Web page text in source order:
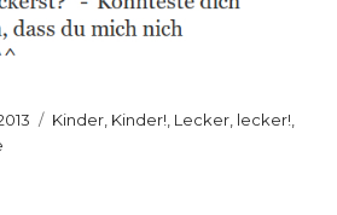
Kategorien
Kinder, Kinder! Lecker, lecker!